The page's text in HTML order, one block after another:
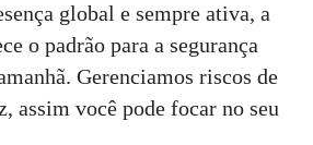
global e sempre ativa, a
o padrão para a segurança
Gerenciamos riscos de
assim você pode focar no seu